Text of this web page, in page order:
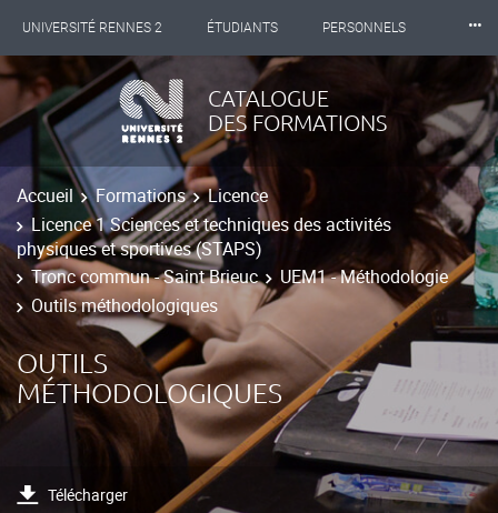
UNIVERSITÉ RENNES 2 ÉTUDIANTS PERSONNELS
INTERNATIONAL PROFESSIONNELS BIBLIOTHÈQUES
LES NOUVELLES DE RENNES 2
⸱⸱⸱
CATALOGUE
DES FORMATIONS
Accueil Formations
Licence
Licence 1 Sciences et techniques des activités
physiques et sportives (STAPS)
Tronc commun - Saint Brieuc
UEM1 - Méthodologie
Outils méthodologiques
OUTILS
MÉTHODOLOGIQUES
Télécharger